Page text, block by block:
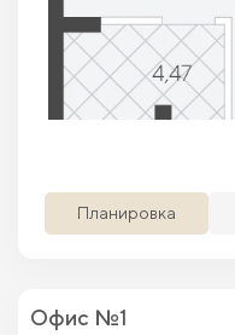
Планировка
Офис №1